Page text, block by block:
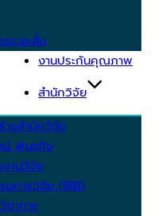
ระยะสั้น
งานประกันคุณภาพ
สำนักวิจัย
างสำนักวิจัย
น์ พันธกิจ
งานวิจัย
มการวิจัย (IRB)
ชาการ